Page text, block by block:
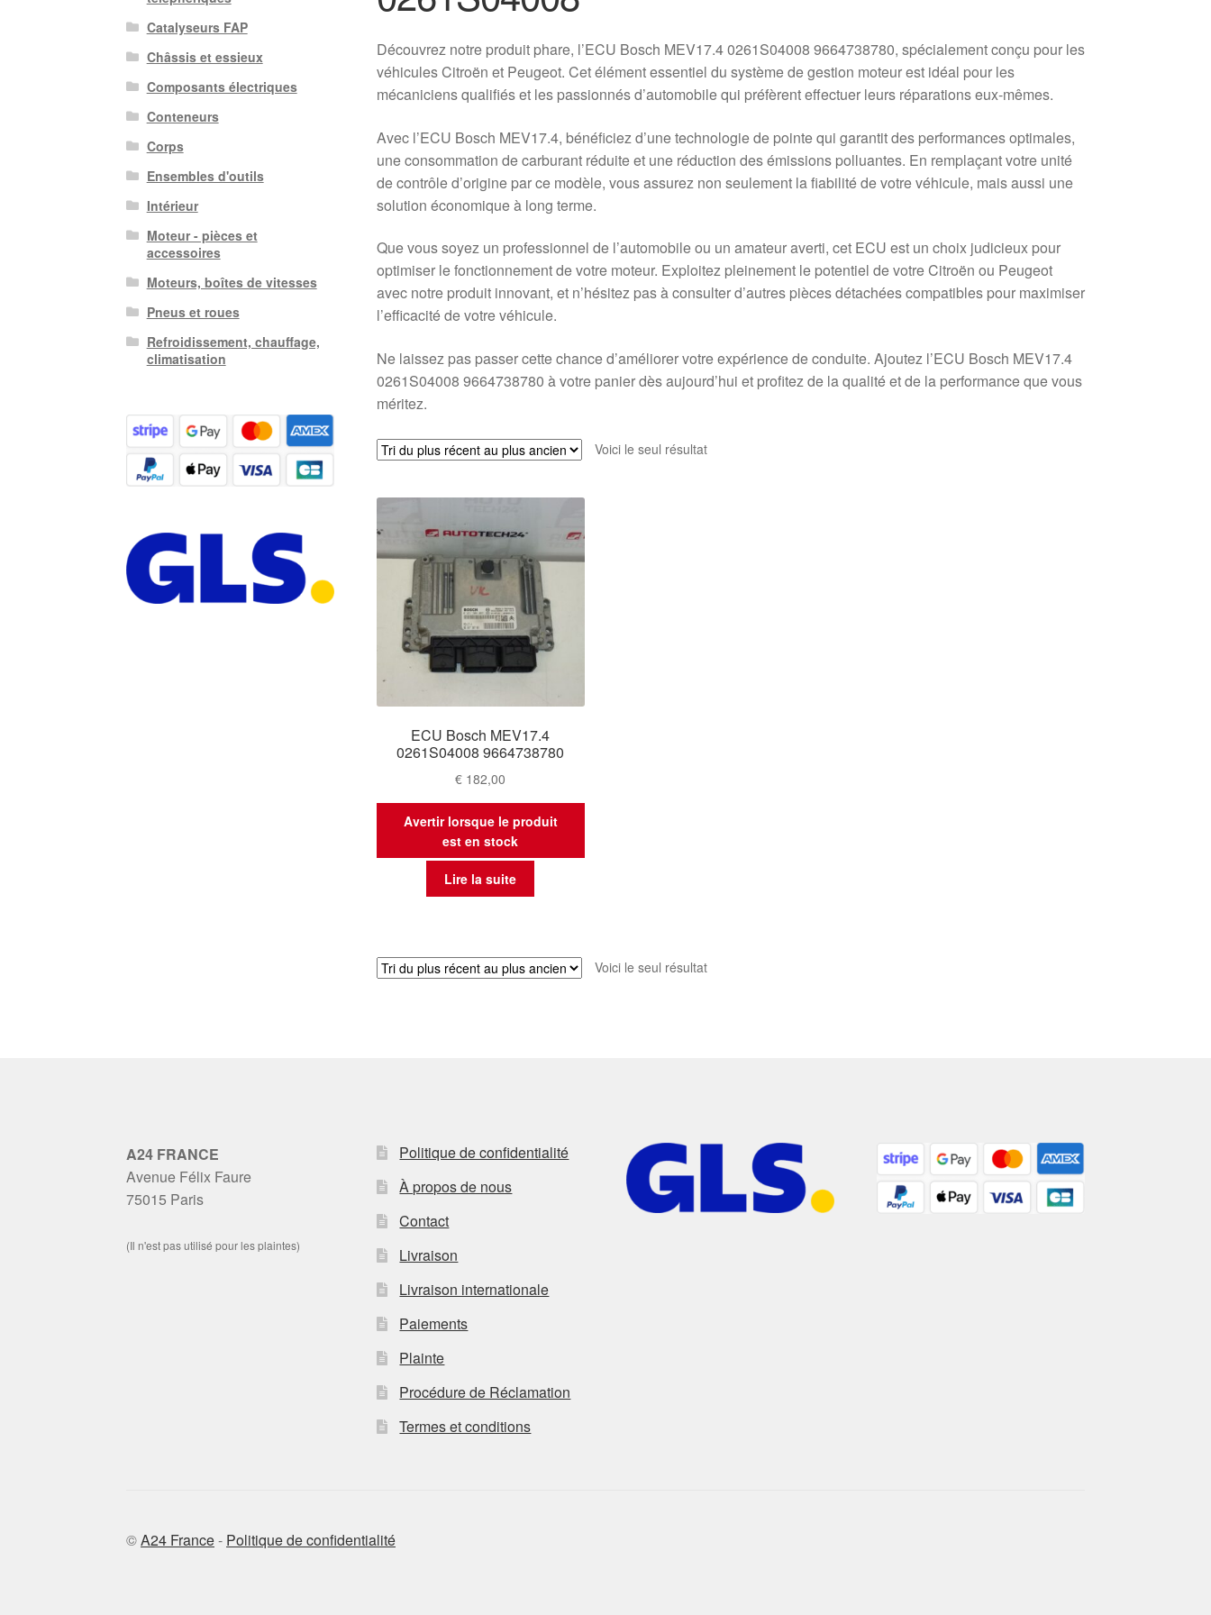
Découvrez notre produit phare, l’ECU Bosch MEV17.4 0261S04008 9664738780, spécialement conçu pour les
véhicules Citroën et Peugeot. Cet élément essentiel du système de gestion moteur est idéal pour les
mécaniciens qualifiés et les passionnés d’automobile qui préfèrent effectuer leurs réparations eux-mêmes.
Avec l’ECU Bosch MEV17.4, bénéficiez d’une technologie de pointe qui garantit des performances optimales,
une consommation de carburant réduite et une réduction des émissions polluantes. En remplaçant votre unité
de contrôle d’origine par ce modèle, vous assurez non seulement la fiabilité de votre véhicule, mais aussi une
solution économique à long terme.
Que vous soyez un professionnel de l’automobile ou un amateur averti, cet ECU est un choix judicieux pour
optimiser le fonctionnement de votre moteur. Exploitez pleinement le potentiel de votre Citroën ou Peugeot
avec notre produit innovant, et n’hésitez pas à consulter d’autres pièces détachées compatibles pour maximiser
l’efficacité de votre véhicule.
Ne laissez pas passer cette chance d’améliorer votre expérience de conduite. Ajoutez l’ECU Bosch MEV17.4
0261S04008 9664738780 à votre panier dès aujourd’hui et profitez de la qualité et de la performance que vous
méritez.
Voici le seul résultat
ECU Bosch MEV17.4
0261S04008 9664738780
€ 182,00
Avertir lorsque le produit
est en stock
Lire la suite
Voici le seul résultat
Catalyseurs FAP
Châssis et essieux
Composants électriques
Conteneurs
Corps
Ensembles d'outils
Intérieur
Moteur - pièces et
accessoires
Moteurs, boîtes de vitesses
Pneus et roues
Refroidissement, chauffage,
climatisation
A24 FRANCE
Avenue Félix Faure
75015 Paris
(Il n'est pas utilisé pour les plaintes)
Politique de confidentialité
À propos de nous
Contact
Livraison
Livraison internationale
Paiements
Plainte
Procédure de Réclamation
Termes et conditions
©A24 France- Politique de confidentialité